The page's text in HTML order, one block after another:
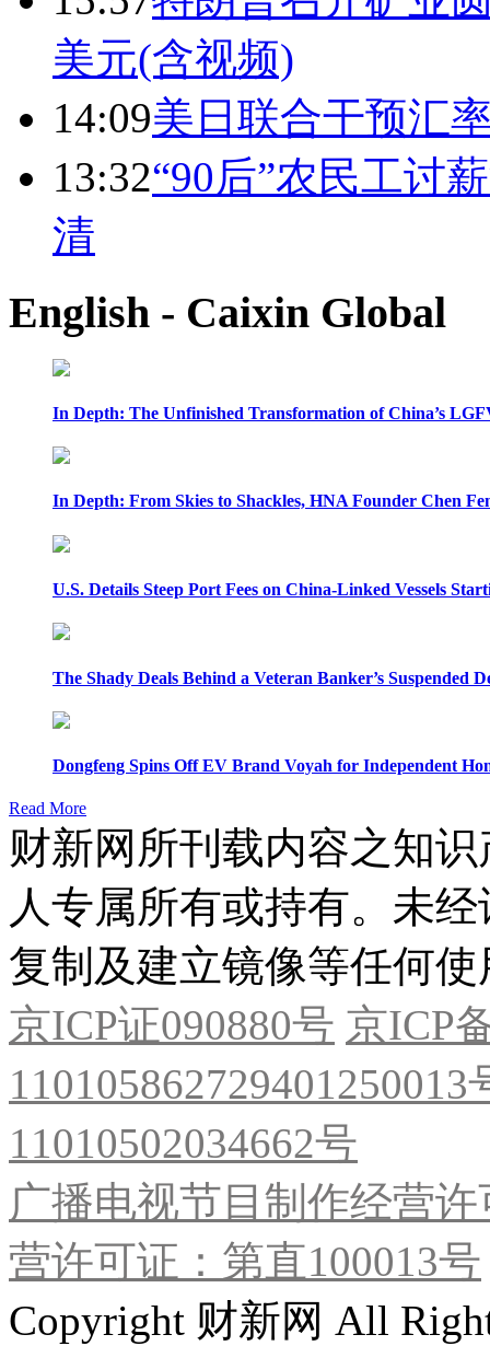
美元(含视频)
14:09美日联合干预汇
13:32“90后”农民工讨
清
English - Caixin Global
In Depth: The Unfinished Transformation of China’s
In Depth: From Skies to Shackles, HNA Founder Chen
U.S. Details Steep Port Fees on China-Linked Vessels
The Shady Deals Behind a Veteran Banker’s Suspended
Dongfeng Spins Off EV Brand Voyah for Independent
Read More
财新网所刊载内容之知
人专属所有或持有。未
复制及建立镜像等任何使
京ICP证090880号 京ICP
11010502034662号
广播电视节目制作经营
营许可证：第直100013号
Copyright 财新网 All